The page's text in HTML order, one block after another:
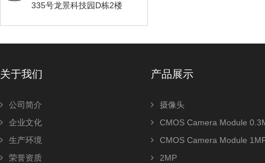
335号龙景科技园D栋2楼
关于我们
公司简介
企业文化
生产环境
荣誉资质
产品展示
摄像头
CMOS Camera Module
CMOS Camera Module
2MP